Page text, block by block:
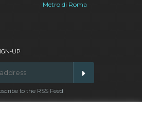
Metro di Roma
UP
to the RSS Feed